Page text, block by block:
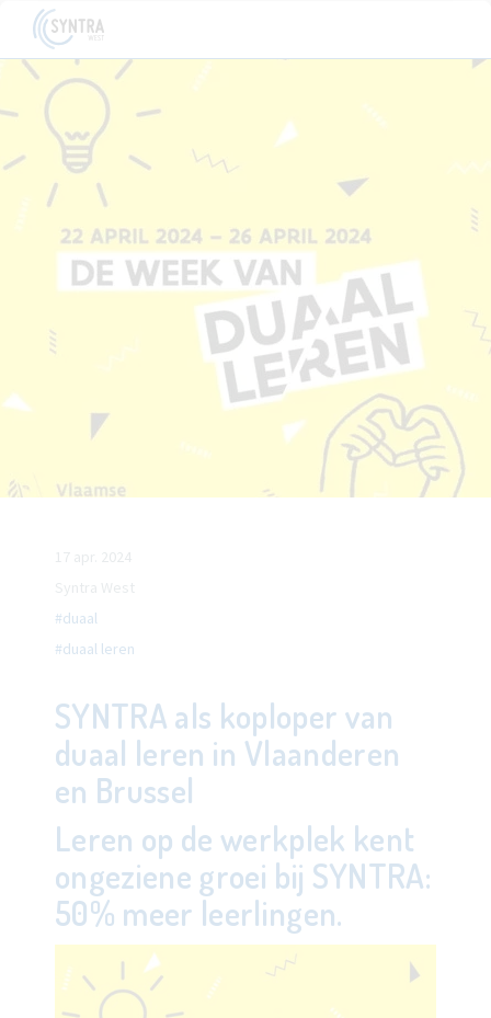
17 apr. 2024
Syntra West
#duaal
#duaal leren
SYNTRA als koploper van
duaal leren in Vlaanderen
en Brussel
Leren op de werkplek kent
ongeziene groei bij SYNTRA:
50% meer leerlingen.